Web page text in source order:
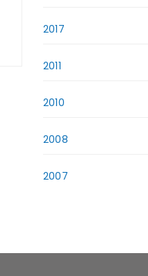
2017
2011
2010
2008
2007